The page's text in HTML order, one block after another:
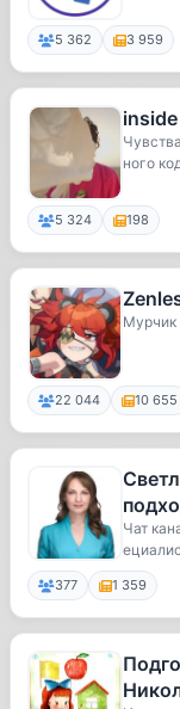
5 362 3 959
ного
5 324 198
Мурчик
22 044 10 655
Чат
377 1 359